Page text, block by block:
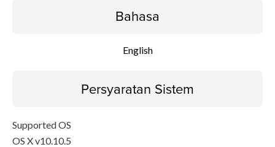
Bahasa
English
Persyaratan Sistem
Supported OS
OS X v10.10.5